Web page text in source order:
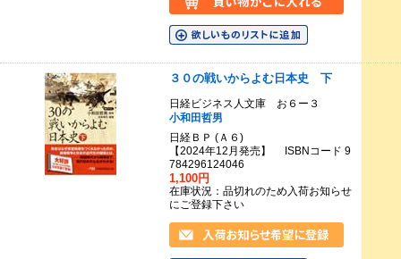
３０の戦いからよむ日本史 下
日経ビジネス人文庫 お６ー３
小和田哲男
日経ＢＰ (Ａ６)
【2024年12月発売】 ISBNコード 9
784296124046
1,100円
在庫状況：品切れのため入荷お知らせ
にご登録下さい